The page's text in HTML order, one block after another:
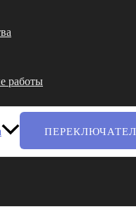
работы